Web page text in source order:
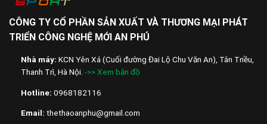
CÔNG TY CỔ PHẦN SẢN XUẤT VÀ THƯƠNG MẠI PHÁT
TRIỂN CÔNG NGHỆ MỚI AN PHÚ
Nhà máy: KCN Yên Xá (Cuối đường Đai Lộ Chu Văn An), Tân Triều,
Thanh Trì, Hà Nội. ->> Xem bản đồ
Hotline: 0968182116
Email: thethaoanphu@gmail.com